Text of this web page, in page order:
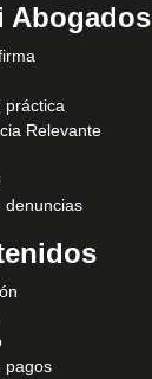
Abogados
práctica
Relevante
denuncias
pagos